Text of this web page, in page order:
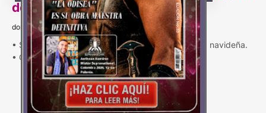
de Año
domingo, diciembre 22, 2024
• Seis consejos clave para optimizar la temporada navideña.
• Cumplimiento para evitar Sanci…
Carga Más